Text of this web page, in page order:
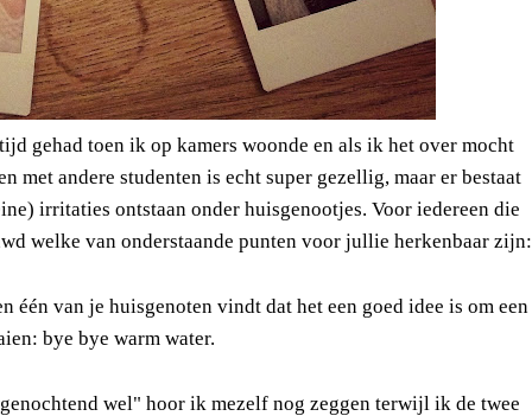
gehad toen ik op kamers woonde en als ik het over mocht
met andere studenten is echt super gezellig, maar er bestaat
irritaties ontstaan onder huisgenootjes. Voor iedereen die
welke van onderstaande punten voor jullie herkenbaar zijn:
één van je huisgenoten vindt dat het een goed idee is om een
bye bye warm water.
wel" hoor ik mezelf nog zeggen terwijl ik de twee